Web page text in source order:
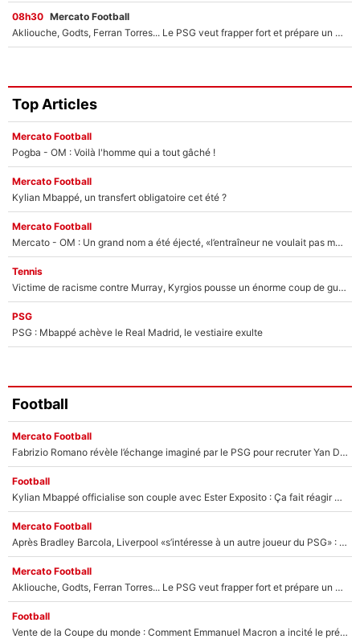
08h30 Mercato Football
Akliouche, Godts, Ferran Torres... Le PSG veut frapper fort et prépare un mercato à plus de 190M€ pour régaler Luis Enrique cet été !
Top Articles
Mercato Football
Pogba - OM : Voilà l'homme qui a tout gâché !
Mercato Football
Kylian Mbappé, un transfert obligatoire cet été ?
Mercato Football
Mercato - OM : Un grand nom a été éjecté, «l’entraîneur ne voulait pas me conserver»
Tennis
Victime de racisme contre Murray, Kyrgios pousse un énorme coup de gueule !
PSG
PSG : Mbappé achève le Real Madrid, le vestiaire exulte
Football
Mercato Football
Fabrizio Romano révèle l’échange imaginé par le PSG pour recruter Yan Diomandé : «L'accord a échoué car il a décidé de rejoindre le Real Madrid»
Football
Kylian Mbappé officialise son couple avec Ester Exposito : Ça fait réagir Achraf Hakimi et Ousmane Dembélé (et c’est drôle)
Mercato Football
Après Bradley Barcola, Liverpool «s’intéresse à un autre joueur du PSG» : Fabrizio Romano donne le nom du Parisien qui pourrait le suivre chez les Reds !
Mercato Football
Akliouche, Godts, Ferran Torres... Le PSG veut frapper fort et prépare un mercato à plus de 190M€ pour régaler Luis Enrique cet été !
Football
Vente de la Coupe du monde : Comment Emmanuel Macron a incité le président de la FFF à s’opposer au projet de Gianni Infantino en pleine crise à la FIFA